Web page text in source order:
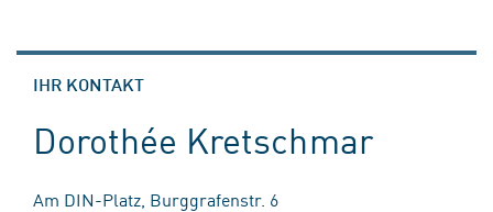
IHR KONTAKT
Dorothée Kretschmar
Am DIN-Platz, Burggrafenstr. 6